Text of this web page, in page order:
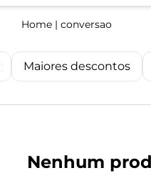
Home| conversao
Maiores descontos
Nenhum